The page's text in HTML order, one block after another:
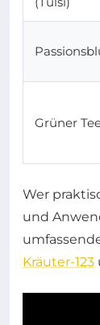
Grüner
Wer
und
Kräuter-123